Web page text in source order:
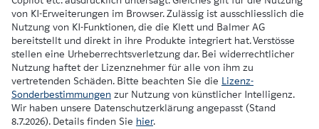
von KI-Erweiterungen im Browser. Zulässig ist ausschliesslich die
Nutzung von KI-Funktionen, die die Klett und Balmer AG
bereitstellt und direkt in ihre Produkte integriert hat. Verstösse
stellen eine Urheberrechtsverletzung dar. Bei widerrechtlicher
Nutzung haftet der Lizenznehmer für alle von ihm zu
vertretenden Schäden. Bitte beachten Sie die Lizenz-
Sonderbestimmungen zur Nutzung von künstlicher Intelligenz.
Wir haben unsere Datenschutzerklärung angepasst (Stand
8.7.2026). Details finden Sie hier.